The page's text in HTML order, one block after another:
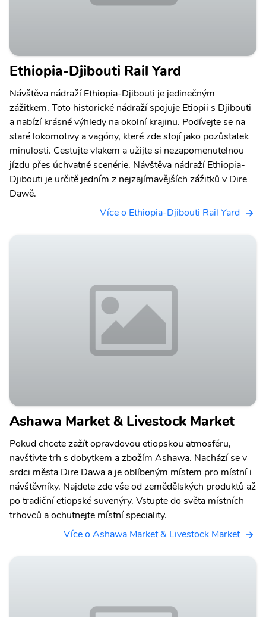
Ethiopia-Djibouti Rail Yard
Návštěva nádraží Ethiopia-Djibouti je jedinečným
zážitkem. Toto historické nádraží spojuje Etiopii s Djibouti
a nabízí krásné výhledy na okolní krajinu. Podívejte se na
staré lokomotivy a vagóny, které zde stojí jako pozůstatek
minulosti. Cestujte vlakem a užijte si nezapomenutelnou
jízdu přes úchvatné scenérie. Návštěva nádraží Ethiopia-
Djibouti je určitě jedním z nejzajímavějších zážitků v Dire
Dawě.
Více o Ethiopia-Djibouti Rail Yard
Ashawa Market & Livestock Market
Pokud chcete zažít opravdovou etiopskou atmosféru,
navštivte trh s dobytkem a zbožím Ashawa. Nachází se v
srdci města Dire Dawa a je oblíbeným místem pro místní i
návštěvníky. Najdete zde vše od zemědělských produktů až
po tradiční etiopské suvenýry. Vstupte do světa místních
trhovců a ochutnejte místní speciality.
Více o Ashawa Market & Livestock Market